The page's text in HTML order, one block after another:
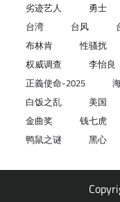
劣迹艺人
勇士
台湾
台风
布林肯
性骚扰
权威调查
李怡良
正義使命-2025
白饭之乱
美国
金曲奖
钱七虎
鸭鼠之谜
黑心